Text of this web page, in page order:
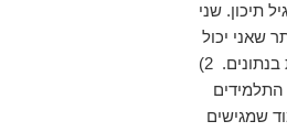
תיכון. שני
שאני יכול
לחשוב עליהם: 1) טעות בנתונים. 2)
שמגישים